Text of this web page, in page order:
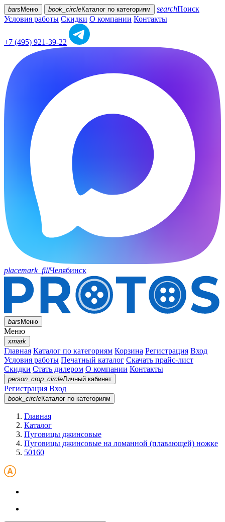
bars Меню book_circleКаталог по категориям searchПоиск
Условия работы Скидки О компании Контакты
+7 (495) 921-39-22
placemark_fillЧелябинск
barsМеню
Меню
xmark
Главная Каталог по категориям Корзина Регистрация Вход
Условия работы Печатный каталог Скачать прайс-лист
Скидки Стать дилером О компании Контакты
person_crop_circleЛичный кабинет
Регистрация Вход
book_circleКаталог по категориям
Главная
Каталог
Пуговицы джинсовые
Пуговицы джинсовые на ломанной (плавающей) ножке
50160